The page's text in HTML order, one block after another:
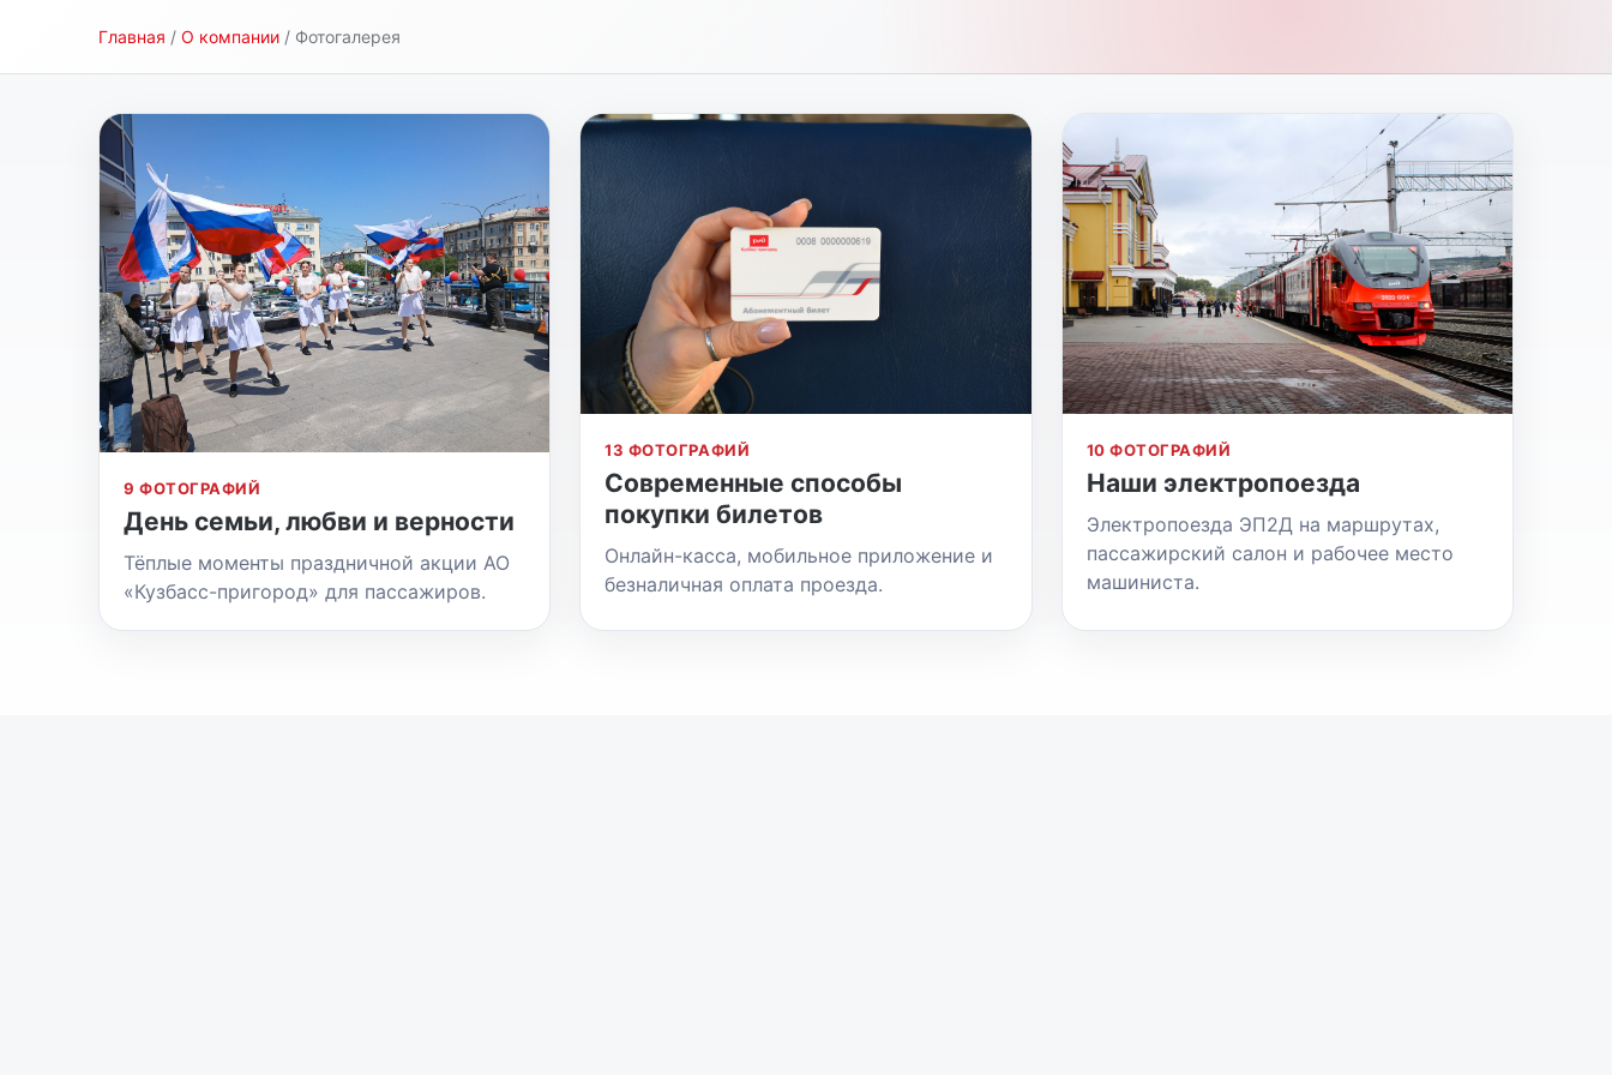
Главная / О компании / Фотогалерея
Альбомов: 3
9 ФОТОГРАФИЙ
День семьи, любви и верности
Тёплые моменты праздничной акции АО
«Кузбасс-пригород» для пассажиров.
13 ФОТОГРАФИЙ
Современные способы
покупки билетов
Онлайн-касса, мобильное приложение и
безналичная оплата проезда.
10 ФОТОГРАФИЙ
Наши электропоезда
Электропоезда ЭП2Д на маршрутах,
пассажирский салон и рабочее место
машиниста.